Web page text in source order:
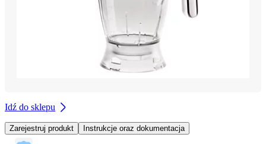
Idź do sklepu
Zarejestruj produkt Instrukcje oraz dokumentacja